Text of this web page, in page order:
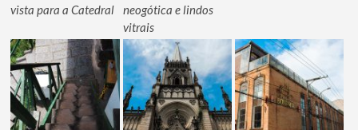
vista para a Catedral
neogótica e lindos
vitrais